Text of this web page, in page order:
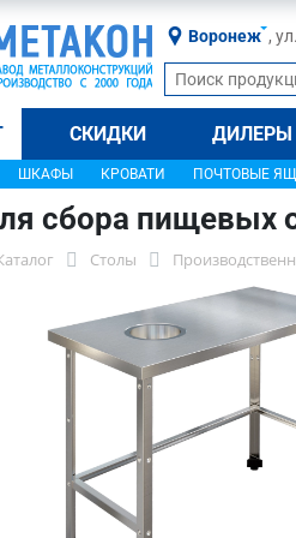
Воронеж ,
СКИДКИ ДИЛЕРЫ
ШКАФЫ КРОВАТИ ПОЧТОВЫЕ
сбора
Столы